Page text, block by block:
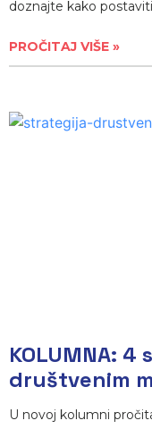
doznajte kako
PROČITAJ VIŠE »
KOLUMNA:
društvenim
U novoj kolumni